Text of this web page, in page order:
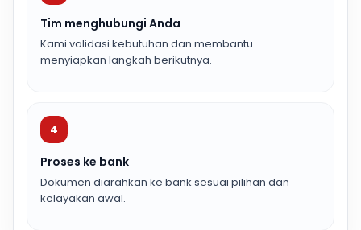
Tim menghubungi Anda
Kami validasi kebutuhan dan membantu
menyiapkan langkah berikutnya.
4
Proses ke bank
Dokumen diarahkan ke bank sesuai pilihan dan
kelayakan awal.